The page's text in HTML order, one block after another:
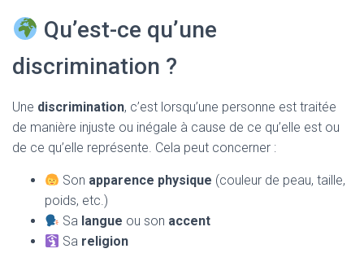
A
I
Qu’est-ce qu’une
discrimination ?
Une discrimination, c’est lorsqu’une personne est traitée
de manière injuste ou inégale à cause de ce qu’elle est ou
de ce qu’elle représente. Cela peut concerner :
Son apparence physique (couleur de peau, taille,
poids, etc.)
Sa langue ou son accent
Sa religion